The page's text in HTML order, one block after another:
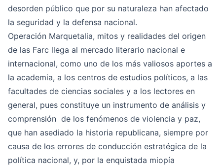
desorden público que por su naturaleza han afectado
la seguridad y la defensa nacional.
Operación Marquetalia, mitos y realidades del origen
de las Farc llega al mercado literario nacional e
internacional, como uno de los más valiosos aportes a
la academia, a los centros de estudios políticos, a las
facultades de ciencias sociales y a los lectores en
general, pues constituye un instrumento de análisis y
comprensión de los fenómenos de violencia y paz,
que han asediado la historia republicana, siempre por
causa de los errores de conducción estratégica de la
política nacional, y, por la enquistada miopía